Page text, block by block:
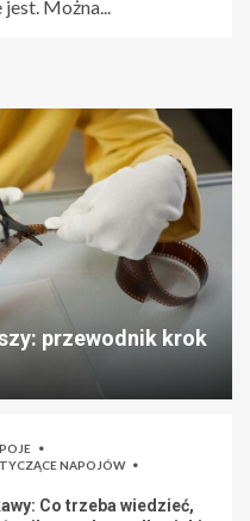
Można...
przewodnik krok
NAPOJÓW
Co trzeba wiedzieć,